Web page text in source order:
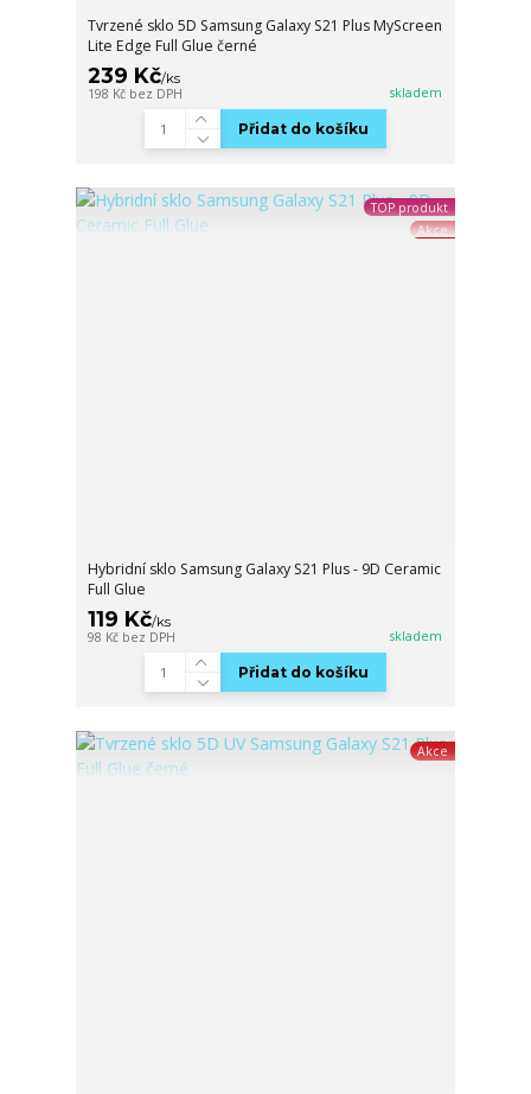
Tvrzené sklo 5D Samsung Galaxy S21 Plus MyScreen
Lite Edge Full Glue černé
239 Kč/ks
198 Kč bez DPH skladem
Přidat do košíku
TOP produkt
Akce
Hybridní sklo Samsung Galaxy S21 Plus - 9D Ceramic
Full Glue
119 Kč/ks
98 Kč bez DPH skladem
Přidat do košíku
Akce